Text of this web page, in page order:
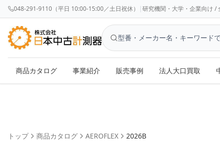
048-291-9110（平日 10:00-15:00／土日祝休） |研究機関・大学・企業向け
商品カタログ 事業紹介 販売事例 法人大口買取
トップ 商品カタログ AEROFLEX 2026B